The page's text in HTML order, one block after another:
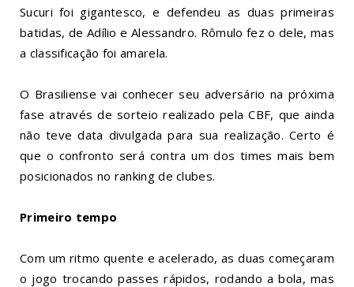
Sucuri foi gigantesco, e defendeu as duas primeiras
batidas, de Adílio e Alessandro. Rômulo fez o dele, mas
a classificação foi amarela.
O Brasiliense vai conhecer seu adversário na próxima
fase através de sorteio realizado pela CBF, que ainda
não teve data divulgada para sua realização. Certo é
que o confronto será contra um dos times mais bem
posicionados no ranking de clubes.
Primeiro tempo
Com um ritmo quente e acelerado, as duas começaram
o jogo trocando passes rápidos, rodando a bola, mas